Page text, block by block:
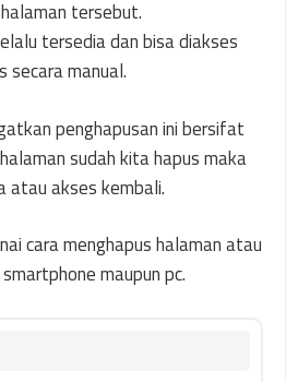
tersebut.
tersedia dan bisa diakses
secara manual.
penghapusan ini bersifat
sudah kita hapus maka
atau akses kembali.
cara menghapus halaman atau
maupun pc.